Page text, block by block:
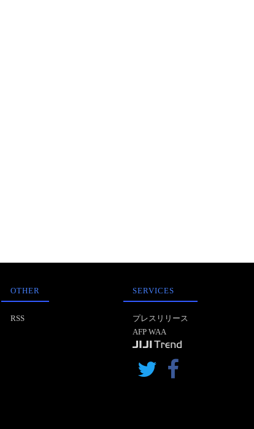
OTHER
RSS
SERVICES
プレスリリース
AFP WAA